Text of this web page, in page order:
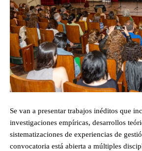
Se van a presentar trabajos inéditos que
investigaciones empíricas, desarrollos
sistematizaciones de experiencias de
convocatoria está abierta a múltiples